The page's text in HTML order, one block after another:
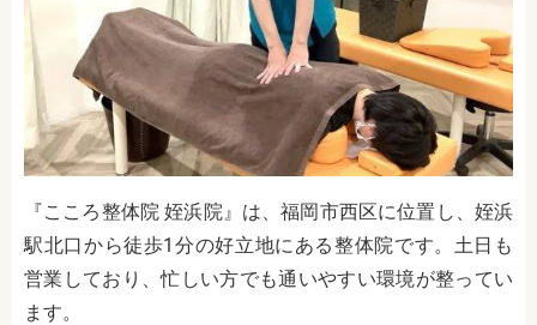
『こころ整体院 姪浜院』は、福岡市西区に位置し、姪浜
駅北口から徒歩1分の好立地にある整体院です。土日も
営業しており、忙しい方でも通いやすい環境が整ってい
ます。